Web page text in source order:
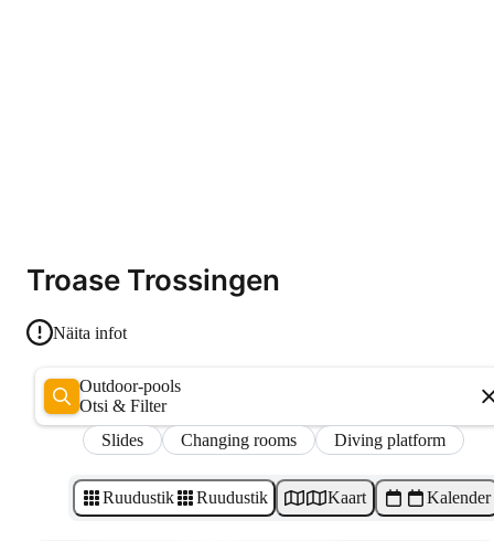
Troase Trossingen
Näita infot
outdoor-pools
Otsi & Filter
Slides
Changing rooms Diving platform
Ruudustik Ruudustik Kaart Kalender